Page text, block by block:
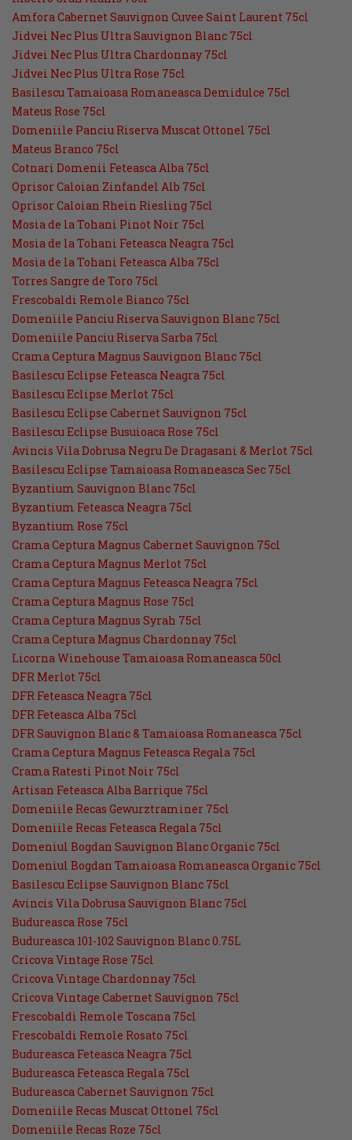
Amfora Cabernet Sauvignon Cuvee Saint Laurent 75cl
Jidvei Nec Plus Ultra Sauvignon Blanc 75cl
Jidvei Nec Plus Ultra Chardonnay 75cl
Jidvei Nec Plus Ultra Rose 75cl
Basilescu Tamaioasa Romaneasca Demidulce 75cl
Mateus Rose 75cl
Domeniile Panciu Riserva Muscat Ottonel 75cl
Mateus Branco 75cl
Cotnari Domenii Feteasca Alba 75cl
Oprisor Caloian Zinfandel Alb 75cl
Oprisor Caloian Rhein Riesling 75cl
Mosia de la Tohani Pinot Noir 75cl
Mosia de la Tohani Feteasca Neagra 75cl
Mosia de la Tohani Feteasca Alba 75cl
Torres Sangre de Toro 75cl
Frescobaldi Remole Bianco 75cl
Domeniile Panciu Riserva Sauvignon Blanc 75cl
Domeniile Panciu Riserva Sarba 75cl
Crama Ceptura Magnus Sauvignon Blanc 75cl
Basilescu Eclipse Feteasca Neagra 75cl
Basilescu Eclipse Merlot 75cl
Basilescu Eclipse Cabernet Sauvignon 75cl
Basilescu Eclipse Busuioaca Rose 75cl
Avincis Vila Dobrusa Negru De Dragasani & Merlot 75cl
Basilescu Eclipse Tamaioasa Romaneasca Sec 75cl
Byzantium Sauvignon Blanc 75cl
Byzantium Feteasca Neagra 75cl
Byzantium Rose 75cl
Crama Ceptura Magnus Cabernet Sauvignon 75cl
Crama Ceptura Magnus Merlot 75cl
Crama Ceptura Magnus Feteasca Neagra 75cl
Crama Ceptura Magnus Rose 75cl
Crama Ceptura Magnus Syrah 75cl
Crama Ceptura Magnus Chardonnay 75cl
Licorna Winehouse Tamaioasa Romaneasca 50cl
DFR Merlot 75cl
DFR Feteasca Neagra 75cl
DFR Feteasca Alba 75cl
DFR Sauvignon Blanc & Tamaioasa Romaneasca 75cl
Crama Ceptura Magnus Feteasca Regala 75cl
Crama Ratesti Pinot Noir 75cl
Artisan Feteasca Alba Barrique 75cl
Domeniile Recas Gewurztraminer 75cl
Domeniile Recas Feteasca Regala 75cl
Domeniul Bogdan Sauvignon Blanc Organic 75cl
Domeniul Bogdan Tamaioasa Romaneasca Organic 75cl
Basilescu Eclipse Sauvignon Blanc 75cl
Avincis Vila Dobrusa Sauvignon Blanc 75cl
Budureasca Rose 75cl
Budureasca 101-102 Sauvignon Blanc 0.75L
Cricova Vintage Rose 75cl
Cricova Vintage Chardonnay 75cl
Cricova Vintage Cabernet Sauvignon 75cl
Frescobaldi Remole Toscana 75cl
Frescobaldi Remole Rosato 75cl
Budureasca Feteasca Neagra 75cl
Budureasca Feteasca Regala 75cl
Budureasca Cabernet Sauvignon 75cl
Domeniile Recas Muscat Ottonel 75cl
Domeniile Recas Roze 75cl